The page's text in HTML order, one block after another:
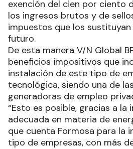
exención del cien por ciento
los ingresos brutos y de
impuestos que los
futuro.
De esta manera V/N Global
beneficios impositivos que
instalación de este tipo de
tecnológica, siendo una de
generadoras de empleo
“Esto es posible, gracias a
adecuada en materia de
que cuenta Formosa para la
tipo de empresas, con más